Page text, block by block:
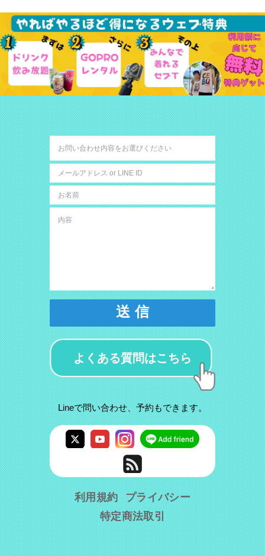
送 信
よくある質問はこちら
Lineで問い合わせ、予約もできます。
利用規約
プライバシー
特定商法取引